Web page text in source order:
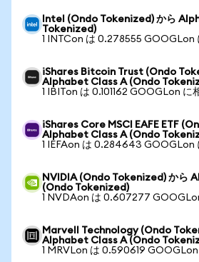
Intel (Ondo Tokenized) から
Tokenized)
1 INTCon は 0.278555 GOOGLon
iShares Bitcoin Trust (Ondo
Alphabet Class A (Ondo
1 IBITon は 0.101162 GOOGLon に
iShares Core MSCI EAFE ETF
Alphabet Class A (Ondo
1 IEFAon は 0.284643 GOOGLon
NVIDIA (Ondo Tokenized) から
(Ondo Tokenized)
1 NVDAon は 0.607277
Marvell Technology (Ondo
Alphabet Class A (Ondo
1 MRVLon は 0.590619 GOOGLon